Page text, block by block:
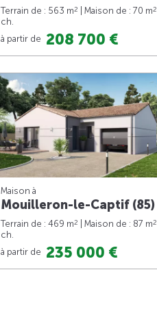
Terrain de : 563 m2 | Maison de : 70 m2
ch.
à partir de 208 700 €
Maison à
Mouilleron-le-Captif (85)
Terrain de : 469 m2 | Maison de : 87 m2
ch.
à partir de 235 000 €